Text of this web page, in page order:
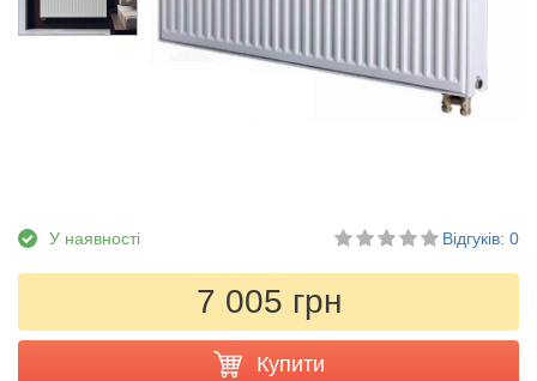
У наявності Відгуків: 0
7 005 грн
Купити